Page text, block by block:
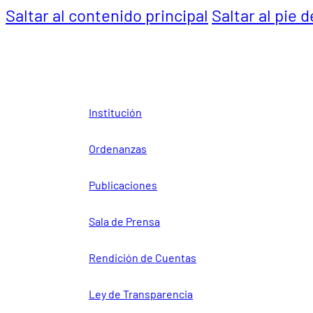
Saltar al contenido principal Saltar al pie
Institución
Ordenanzas
Publicaciones
Sala de Prensa
Rendición de Cuentas
Ley de Transparencia